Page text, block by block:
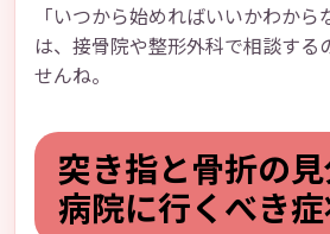
「いつから始めればいいかわか
は、接骨院や整形外科で相談する
せんね。
突き指と骨折の見
病院に行くべき